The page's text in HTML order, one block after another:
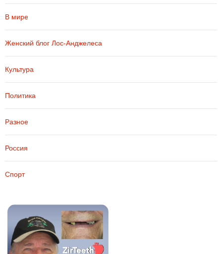
В мире
Женский блог Лос-Анджелеса
Культура
Политика
Разное
Россия
Спорт